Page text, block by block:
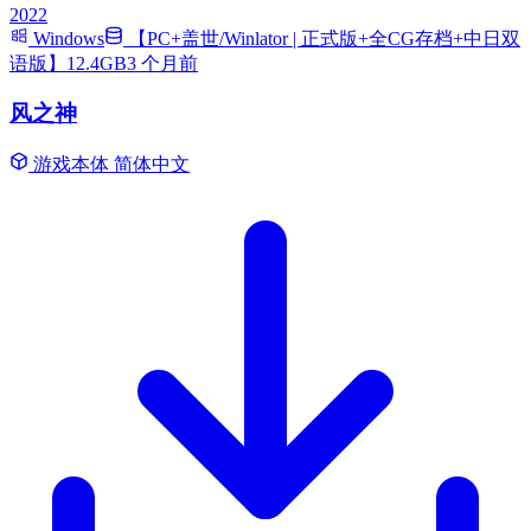
2022
Windows
【PC+盖世/Winlator | 正式版+全CG存档+中日双
语版】12.4GB3 个月前
风之神
游戏本体 简体中文